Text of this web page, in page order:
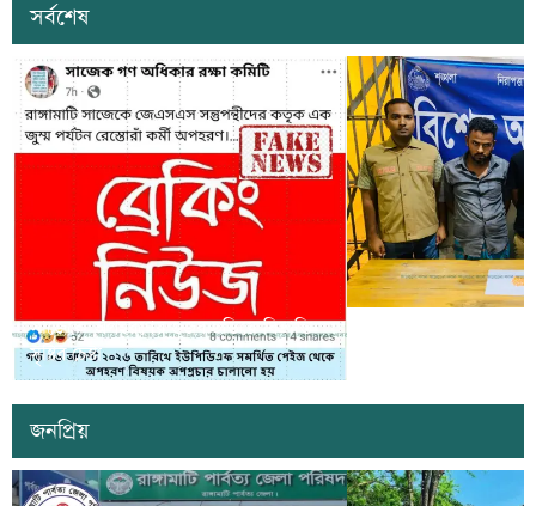
সর্বশেষ
সাজেকে অপহরণের গুজব ছড়িয়ে বিভ্রান্তি
সৃষ্টির চেষ্টা
জনপ্রিয়